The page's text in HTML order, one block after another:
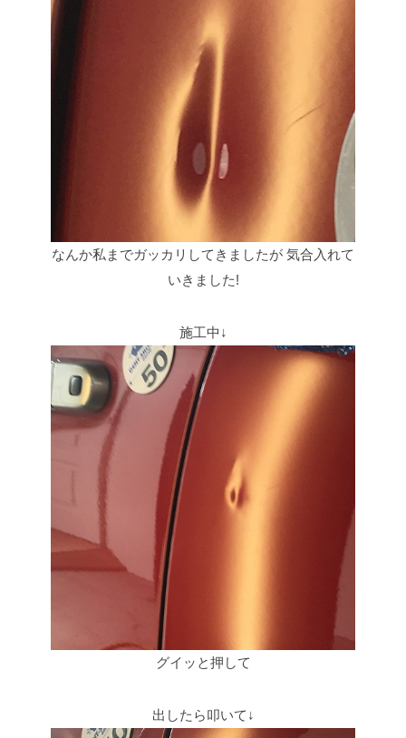
なんか私までガッカリしてきましたが 気合入れて
いきました!
施工中↓
グイッと押して
出したら叩いて↓